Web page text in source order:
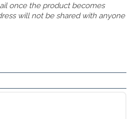
once the product becomes
will not be shared with anyone